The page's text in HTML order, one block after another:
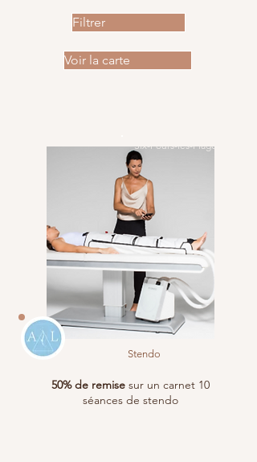
Filtrer
Voir la carte
Stendo
50% de remise sur un carnet 10
séances de stendo
Six-Fours-les-Plages